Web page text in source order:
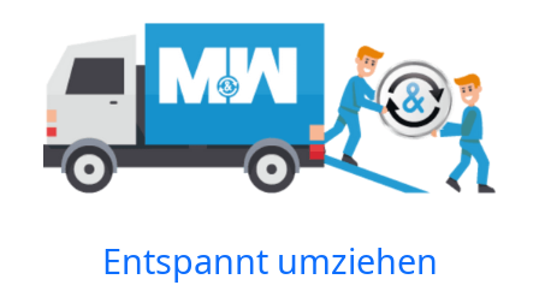
Entspannt umziehen